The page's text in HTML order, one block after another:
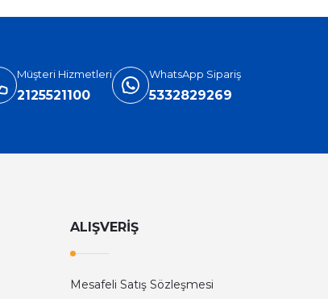
Müşteri Hizmetleri
2125521100
WhatsApp Sipariş
5332829269
ALIŞVERİŞ
Mesafeli Satış Sözleşmesi